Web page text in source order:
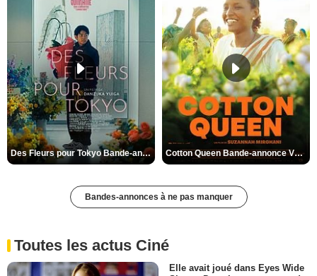
Des Fleurs pour Tokyo Bande-annonce VO STFR Cotton Queen Bande-annonce VO STFR
Bandes-annonces à ne pas manquer
Toutes les actus Ciné
Elle avait joué dans Eyes Wide